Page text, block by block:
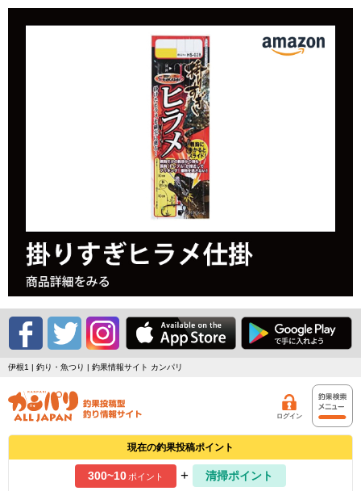
伊根1 | 釣り・魚つり | 釣果情報サイト カンパリ
ログイン
現在の釣果投稿ポイント
300~10ポイント +
清掃ポイント